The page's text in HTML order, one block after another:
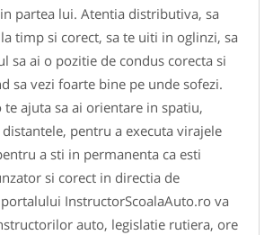
partea lui. Atentia distributiva, sa
timp si corect, sa te uiti in oglinzi, sa
sa ai o pozitie de condus corecta si
sa vezi foarte bine pe unde sofezi.
ajuta sa ai orientare in spatiu,
pentru a executa virajele
a sti in permanenta ca esti
si corect in directia de
InstructorScoalaAuto.ro va
auto, legislatie rutiera, ore